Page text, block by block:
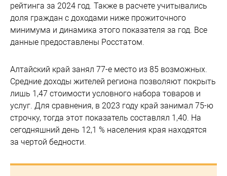
рейтинга за 2024 год. Также в расчете учитывались
доля граждан с доходами ниже прожиточного
минимума и динамика этого показателя за год. Все
данные предоставлены Росстатом.
Алтайский край занял 77-е место из 85 возможных.
Средние доходы жителей региона позволяют покрыть
лишь 1,47 стоимости условного набора товаров и
услуг. Для сравнения, в 2023 году край занимал 75-ю
строчку, тогда этот показатель составлял 1,40. На
сегодняшний день 12,1 % населения края находятся
за чертой бедности.